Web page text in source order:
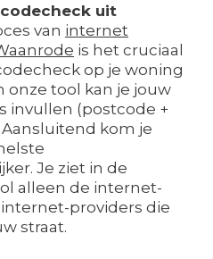
uit
van internet
is het cruciaal
op je woning
onze tool kan je jouw
invullen (postcode +
kom je
Je ziet in de
alleen de internet-
providers die
straat.